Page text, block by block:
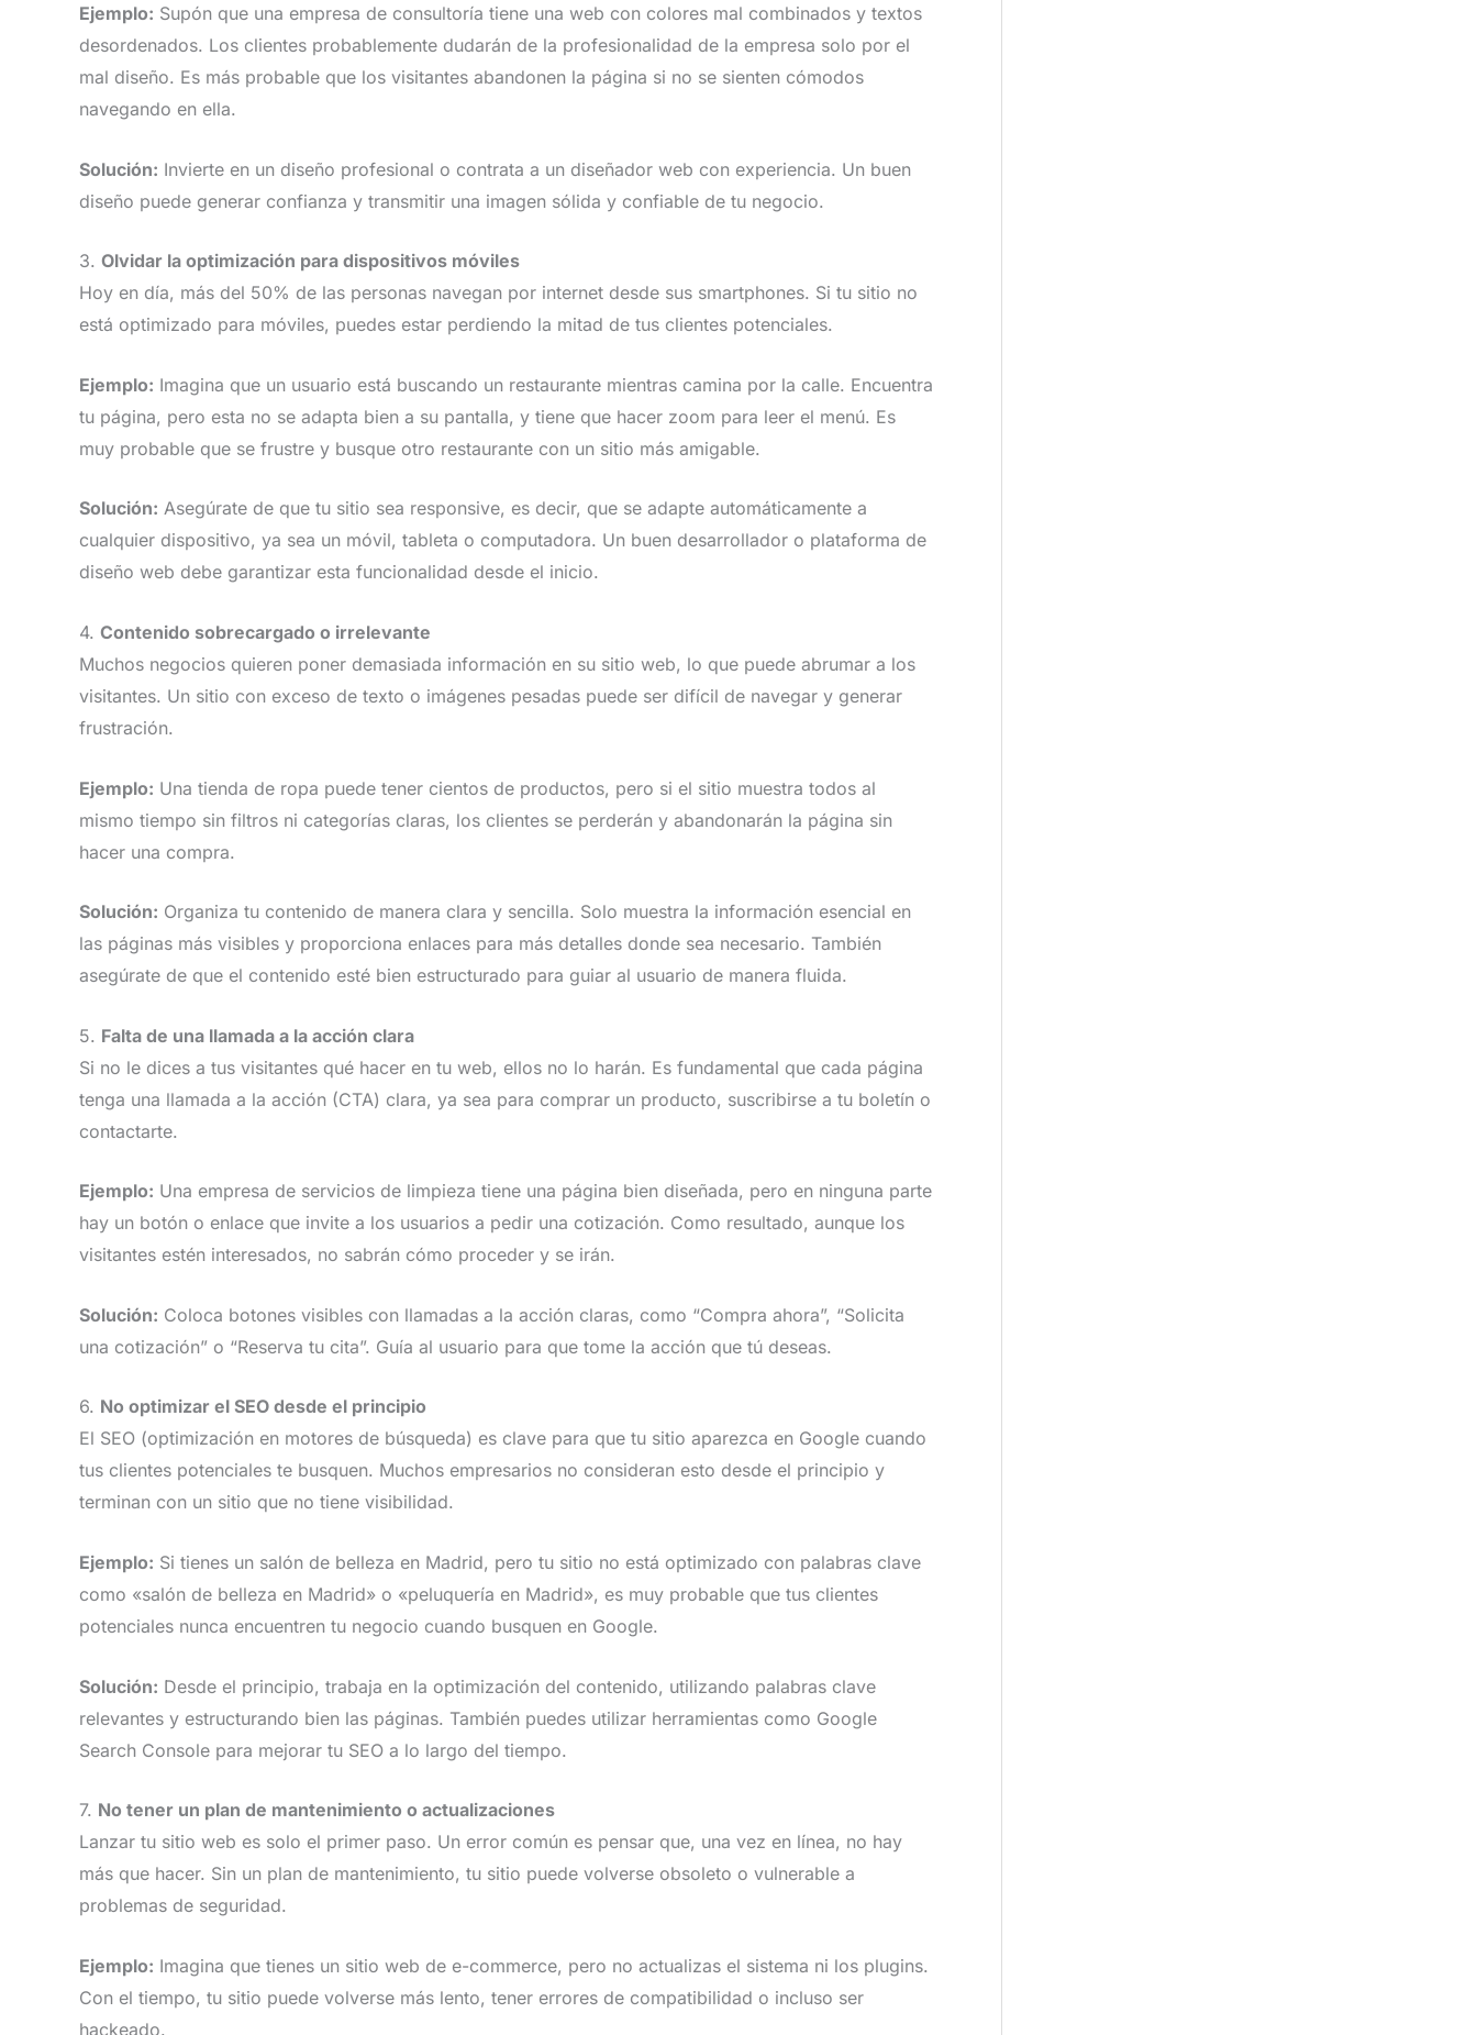
Ejemplo: Supón que una empresa de consultoría tiene una web con colores mal combinados y textos
desordenados. Los clientes probablemente dudarán de la profesionalidad de la empresa solo por el
mal diseño. Es más probable que los visitantes abandonen la página si no se sienten cómodos
navegando en ella.
Solución: Invierte en un diseño profesional o contrata a un diseñador web con experiencia. Un buen
diseño puede generar confianza y transmitir una imagen sólida y confiable de tu negocio.
3. Olvidar la optimización para dispositivos móviles
Hoy en día, más del 50% de las personas navegan por internet desde sus smartphones. Si tu sitio no
está optimizado para móviles, puedes estar perdiendo la mitad de tus clientes potenciales.
Ejemplo: Imagina que un usuario está buscando un restaurante mientras camina por la calle. Encuentra
tu página, pero esta no se adapta bien a su pantalla, y tiene que hacer zoom para leer el menú. Es
muy probable que se frustre y busque otro restaurante con un sitio más amigable.
Solución: Asegúrate de que tu sitio sea responsive, es decir, que se adapte automáticamente a
cualquier dispositivo, ya sea un móvil, tableta o computadora. Un buen desarrollador o plataforma de
diseño web debe garantizar esta funcionalidad desde el inicio.
4. Contenido sobrecargado o irrelevante
Muchos negocios quieren poner demasiada información en su sitio web, lo que puede abrumar a los
visitantes. Un sitio con exceso de texto o imágenes pesadas puede ser difícil de navegar y generar
frustración.
Ejemplo: Una tienda de ropa puede tener cientos de productos, pero si el sitio muestra todos al
mismo tiempo sin filtros ni categorías claras, los clientes se perderán y abandonarán la página sin
hacer una compra.
Solución: Organiza tu contenido de manera clara y sencilla. Solo muestra la información esencial en
las páginas más visibles y proporciona enlaces para más detalles donde sea necesario. También
asegúrate de que el contenido esté bien estructurado para guiar al usuario de manera fluida.
5. Falta de una llamada a la acción clara
Si no le dices a tus visitantes qué hacer en tu web, ellos no lo harán. Es fundamental que cada página
tenga una llamada a la acción (CTA) clara, ya sea para comprar un producto, suscribirse a tu boletín o
contactarte.
Ejemplo: Una empresa de servicios de limpieza tiene una página bien diseñada, pero en ninguna parte
hay un botón o enlace que invite a los usuarios a pedir una cotización. Como resultado, aunque los
visitantes estén interesados, no sabrán cómo proceder y se irán.
Solución: Coloca botones visibles con llamadas a la acción claras, como “Compra ahora”, “Solicita
una cotización” o “Reserva tu cita”. Guía al usuario para que tome la acción que tú deseas.
6. No optimizar el SEO desde el principio
El SEO (optimización en motores de búsqueda) es clave para que tu sitio aparezca en Google cuando
tus clientes potenciales te busquen. Muchos empresarios no consideran esto desde el principio y
terminan con un sitio que no tiene visibilidad.
Ejemplo: Si tienes un salón de belleza en Madrid, pero tu sitio no está optimizado con palabras clave
como «salón de belleza en Madrid» o «peluquería en Madrid», es muy probable que tus clientes
potenciales nunca encuentren tu negocio cuando busquen en Google.
Solución: Desde el principio, trabaja en la optimización del contenido, utilizando palabras clave
relevantes y estructurando bien las páginas. También puedes utilizar herramientas como Google
Search Console para mejorar tu SEO a lo largo del tiempo.
7. No tener un plan de mantenimiento o actualizaciones
Lanzar tu sitio web es solo el primer paso. Un error común es pensar que, una vez en línea, no hay
más que hacer. Sin un plan de mantenimiento, tu sitio puede volverse obsoleto o vulnerable a
problemas de seguridad.
Ejemplo: Imagina que tienes un sitio web de e-commerce, pero no actualizas el sistema ni los plugins.
Con el tiempo, tu sitio puede volverse más lento, tener errores de compatibilidad o incluso ser
hackeado.